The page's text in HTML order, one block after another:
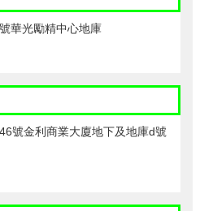
華光勵精中心地庫
號金利商業大廈地下及地庫d號